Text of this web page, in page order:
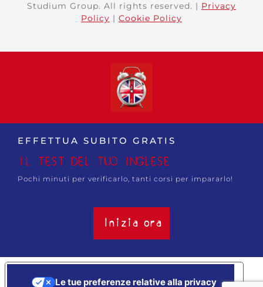
Studium Group. All rights reserved. | Privacy
Policy | Cookie Policy
EFFETTUA SUBITO GRATIS
IL TEST DEL TUO INGLESE
Pochi minuti per verificarlo, tanti corsi per impararlo!
Inizia ora
Le tue preferenze relative alla privacy